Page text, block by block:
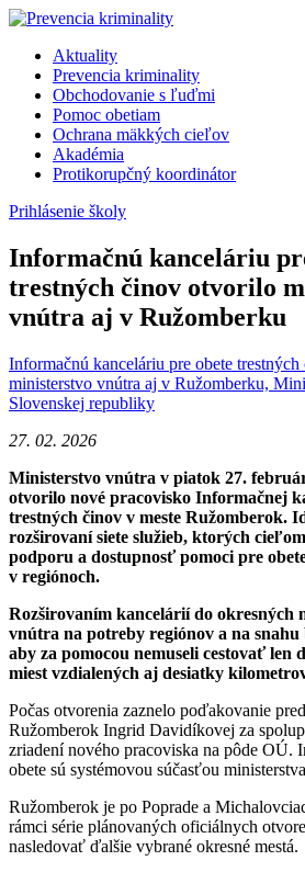
Skip
contentAktuality
Prevencia kriminality
Obchodovanie s ľuďmi
Pomoc obetiam
Ochrana mäkkých cieľov
Akadémia
Protikorupčný koordinátor
Prihlásenie školy
Informačnú kanceláriu
trestných činov otvorilo
vnútra aj v Ružomberku
Informačnú kanceláriu pre obete
ministerstvo vnútra aj v Ružomberku,
Slovenskej republiky
27. 02. 2026
Ministerstvo vnútra v piatok 27.
otvorilo nové pracovisko Informačnej
trestných činov v meste Ružomberok.
rozširovaní siete služieb, ktorých
podporu a dostupnosť pomoci pre
v regiónoch.
Rozširovaním kancelárií do okresných
vnútra na potreby regiónov a na
aby za pomocou nemuseli cestovať
miest vzdialených aj desiatky
Počas otvorenia zaznelo poďakovanie
Ružomberok Ingrid Davidíkovej za
zriadení nového pracoviska na pôde OÚ.
obete sú systémovou súčasťou
Ružomberok je po Poprade a
rámci série plánovaných oficiálnych
nasledovať ďalšie vybrané okresné mestá.